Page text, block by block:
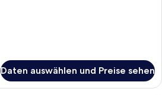
Daten auswählen und Preise sehen